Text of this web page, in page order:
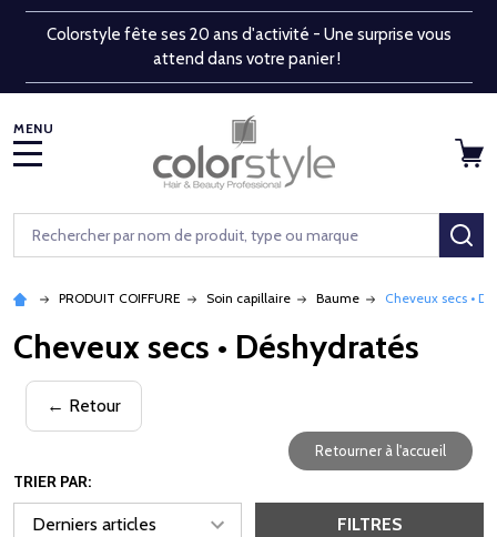
Colorstyle fête ses 20 ans d'activité - Une surprise vous
attend dans votre panier !
Rechercher
PRODUIT COIFFURE Soin capillaire Baume Cheveux secs •
Cheveux secs • Déshydratés
← Retour
Retourner à l'accueil
TRIER PAR:
FILTRES